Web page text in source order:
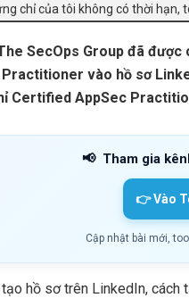
chỉ của tôi không có thời hạn,
SecOps Group đã được
vào hồ sơ
Certified AppSec
📢 Tham gia
👉 Vào
Cập nhật bài mới,
hồ sơ trên LinkedIn, cách